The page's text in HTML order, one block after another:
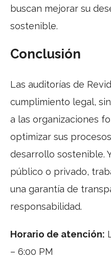
buscan mejorar su
sostenible.
Conclusión
Las auditorías de
cumplimiento legal,
a las organizaciones
optimizar sus
desarrollo sostenible.
público o privado,
una garantía de
responsabilidad.
Horario de atención:
– 6:00 PM